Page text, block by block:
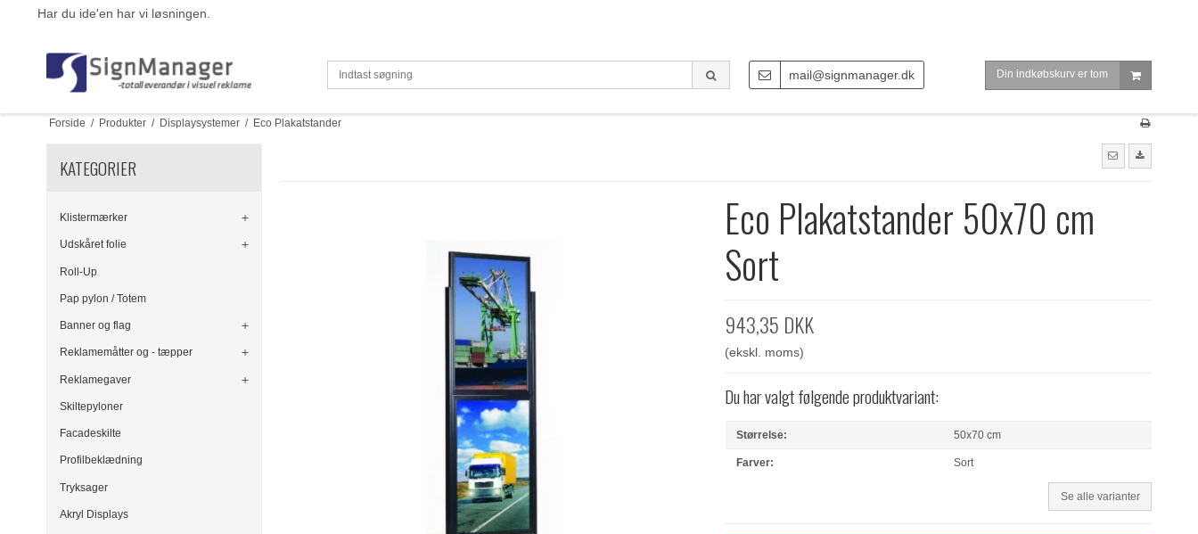
Har du ide'en har vi løsningen.
mail@signmanager.dk Din indkøbskurv er tom
Forside / Produkter / Displaysystemer / Eco Plakatstander
KATEGORIER
Klistermærker
Udskåret folie
Roll-Up
Pap pylon / Totem
Banner og flag
Reklamemåtter og - tæpper
Reklamegaver
Skiltepyloner
Facadeskilte
Profilbeklædning
Tryksager
Akryl Displays
Eco Plakatstander 50x70 cm
Sort
943,35 DKK
(ekskl. moms)
Du har valgt følgende produktvariant:
Størrelse: 50x70 cm
Farver: Sort
Se alle varianter